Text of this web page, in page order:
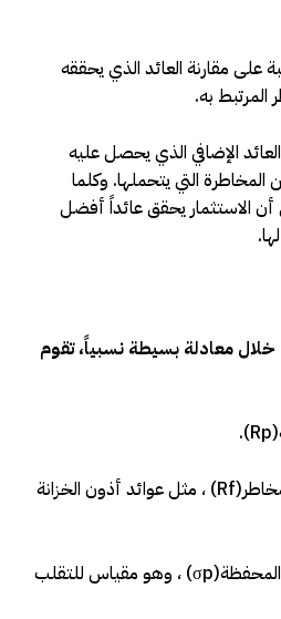
على مقارنة العائد الذي يحققه
المرتبط به.
الإضافي الذي يحصل عليه
التي يتحملها. وكلما
الاستثمار يحقق عائداً أفضل
.
معادلة بسيطة نسبياً، تقوم
.(Rp)
(Rf) ، مثل عوائد أذون الخزانة
المحفظة(σp) ، وهو مقياس للتقلب